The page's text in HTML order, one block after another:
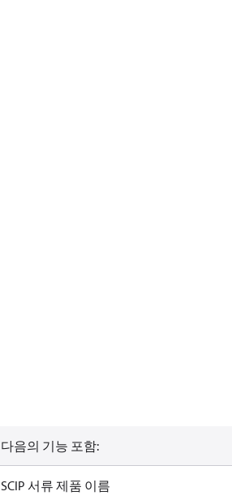
다음의 기능 포함:
SCIP 서류 제품 이름